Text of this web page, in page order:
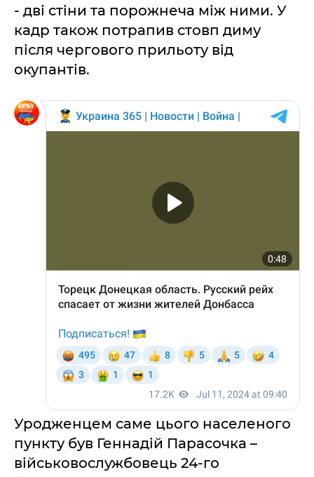
- дві стіни та порожнеча між ними. У
кадр також потрапив стовп диму
після чергового прильоту від
окупантів.
Уродженцем саме цього населеного
пункту був Геннадій Парасочка –
військовослужбовець 24-го